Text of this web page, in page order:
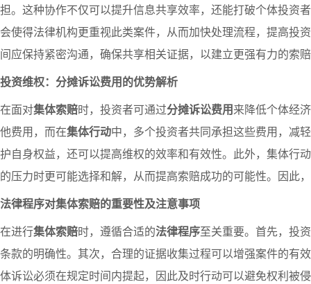
担。这种协作不仅可以提升信息共享效率，还能打破个体投资
会使得法律机构更重视此类案件，从而加快处理流程，提高投
间应保持紧密沟通，确保共享相关证据，以建立更强有力的索
投资维权：分摊诉讼费用的优势解析
在面对集体索赔时，投资者可通过分摊诉讼费用来降低个体经
他费用，而在集体行动中，多个投资者共同承担这些费用，减
护自身权益，还可以提高维权的效率和有效性。此外，集体行
的压力时更可能选择和解，从而提高索赔成功的可能性。因此
法律程序对集体索赔的重要性及注意事项
在进行集体索赔时，遵循合适的法律程序至关重要。首先，投
条款的明确性。其次，合理的证据收集过程可以增强案件的有
体诉讼必须在规定时间内提起，因此及时行动可以避免权利被